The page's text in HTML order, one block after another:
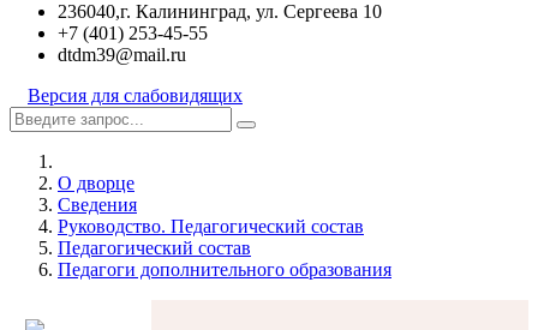
236040,г. Калининград, ул. Сергеева 10
+7 (401) 253-45-55
dtdm39@mail.ru
Версия для слабовидящих
О дворце
Сведения
Руководство. Педагогический состав
Педагогический состав
Педагоги дополнительного образования